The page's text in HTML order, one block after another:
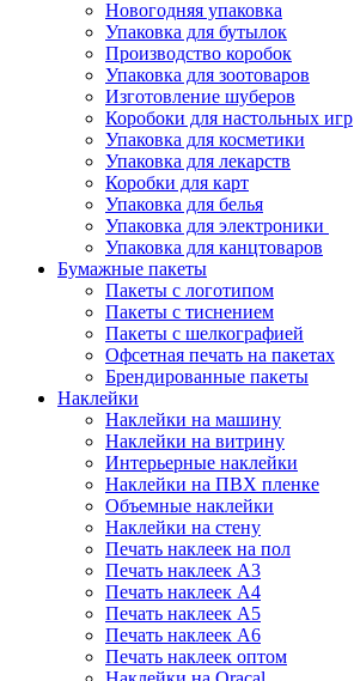
Новогодняя упаковка
Упаковка для бутылок
Производство коробок
Упаковка для зоотоваров
Изготовление шуберов
Коробоки для настольных игр
Упаковка для косметики
Упаковка для лекарств
Коробки для карт
Упаковка для белья
Упаковка для электроники
Упаковка для канцтоваров
Бумажные пакеты
Пакеты с логотипом
Пакеты с тиснением
Пакеты с шелкографией
Офсетная печать на пакетах
Брендированные пакеты
Наклейки
Наклейки на машину
Наклейки на витрину
Интерьерные наклейки
Наклейки на ПВХ пленке
Объемные наклейки
Наклейки на стену
Печать наклеек на пол
Печать наклеек А3
Печать наклеек А4
Печать наклеек А5
Печать наклеек А6
Печать наклеек оптом